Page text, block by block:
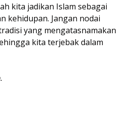
kita jadikan Islam sebagai
kehidupan. Jangan nodai
yang mengatasnamakan
kita terjebak dalam